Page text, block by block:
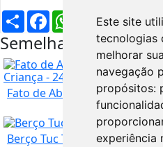
Este site
tecnologias
melhorar
navegação
propósitos:
experiência
PartilharFacebookWhatsApp
X
Semelhantes na
Fato de Abóbora para
Berço Tuc Tuc com colchão